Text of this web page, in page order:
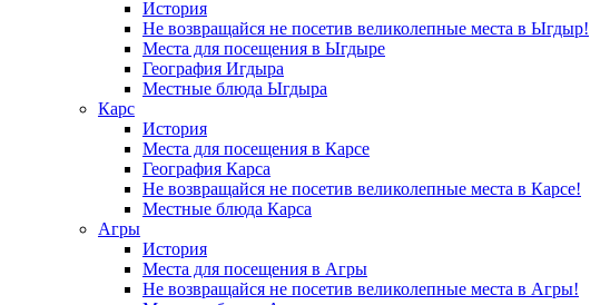
История
Не возвращайся не посетив великолепные места в Ыгдыр!
Места для посещения в Ыгдыре
География Игдыра
Местные блюда Ыгдыра
Карс
История
Места для посещения в Карсе
География Карса
Не возвращайся не посетив великолепные места в Карсе!
Местные блюда Карса
Агры
История
Места для посещения в Агры
Не возвращайся не посетив великолепные места в Агры!